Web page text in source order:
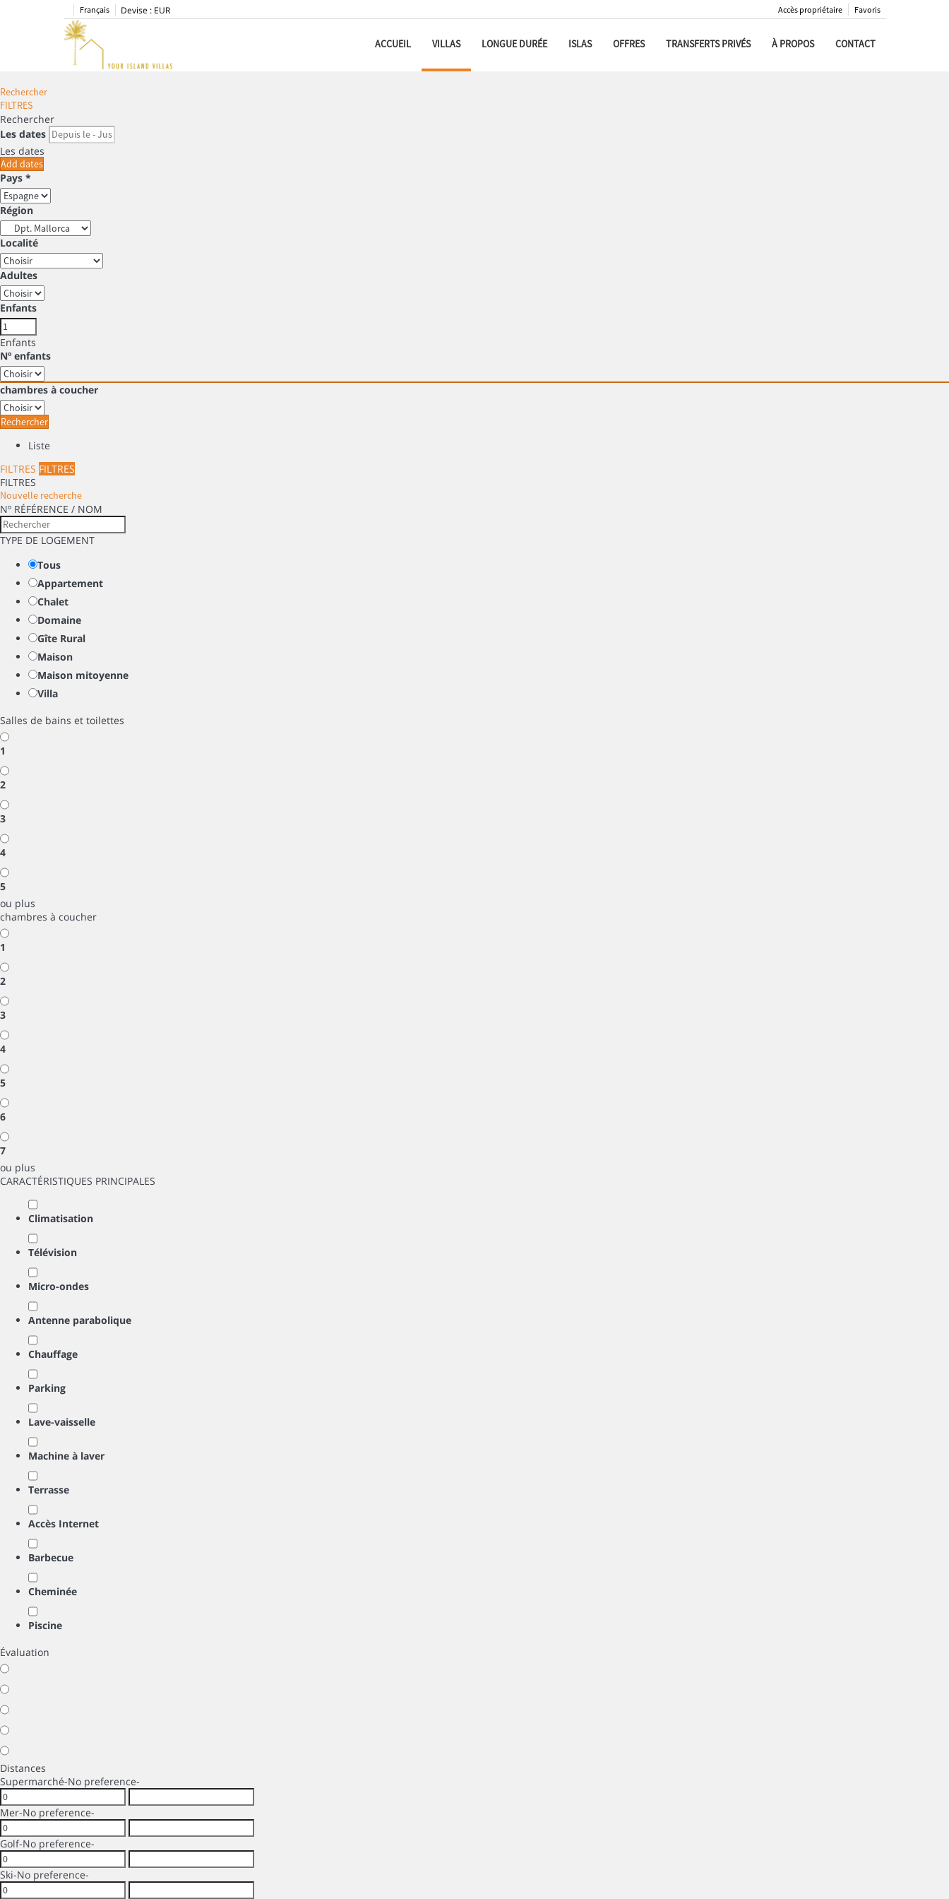
Français Devise : EUR Favoris
Accès propriétaire
ACCUEIL VILLAS LONGUE DURÉE ISLAS OFFRES TRANSFERTS PRIVÉS À PROPOS CONTACT
Rechercher
FILTRES
Rechercher
Les dates
Les dates
Add dates
Pays *
Région
Localité
Adultes
Enfants
Enfants
Nº enfants
chambres à coucher
Rechercher
Liste
FILTRES FILTRES
FILTRES
Nouvelle recherche
Nº RÉFÉRENCE / NOM
TYPE DE LOGEMENT
Tous
Appartement
Chalet
Domaine
Gîte Rural
Maison
Maison mitoyenne
Villa
Salles de bains et toilettes
1
2
3
4
5
ou plus
chambres à coucher
1
2
3
4
5
6
7
ou plus
CARACTÉRISTIQUES PRINCIPALES
Climatisation
Télévision
Micro-ondes
Antenne parabolique
Chauffage
Parking
Lave-vaisselle
Machine à laver
Terrasse
Accès Internet
Barbecue
Cheminée
Piscine
Évaluation
Distances
Supermarché-No preference-
Mer-No preference-
Golf-No preference-
Ski-No preference-